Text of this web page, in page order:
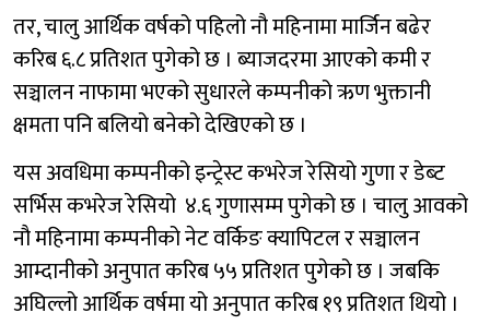
तर, चालु आर्थिक वर्षको पहिलो नौ महिनामा मार्जिन बढेर
करिब ६.८ प्रतिशत पुगेको छ । ब्याजदरमा आएको कमी र
सञ्चालन नाफामा भएको सुधारले कम्पनीको ऋण भुक्तानी
क्षमता पनि बलियो बनेको देखिएको छ ।
यस अवधिमा कम्पनीको इन्ट्रेस्ट कभरेज रेसियो गुणा र डेब्ट
सर्भिस कभरेज रेसियो ४.६ गुणासम्म पुगेको छ । चालु आवको
नौ महिनामा कम्पनीको नेट वर्किङ क्यापिटल र सञ्चालन
आम्दानीको अनुपात करिब ५५ प्रतिशत पुगेको छ । जबकि
अघिल्लो आर्थिक वर्षमा यो अनुपात करिब १९ प्रतिशत थियो ।